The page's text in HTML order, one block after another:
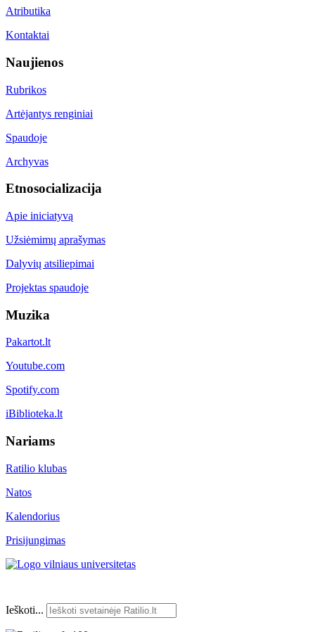
Atributika
Kontaktai
Naujienos
Rubrikos
Artėjantys renginiai
Spaudoje
Archyvas
Etnosocializacija
Apie iniciatyvą
Užsiėmimų aprašymas
Dalyvių atsiliepimai
Projektas spaudoje
Muzika
Pakartot.lt
Youtube.com
Spotify.com
iBiblioteka.lt
Nariams
Ratilio klubas
Natos
Kalendorius
Prisijungimas
Ieškoti...